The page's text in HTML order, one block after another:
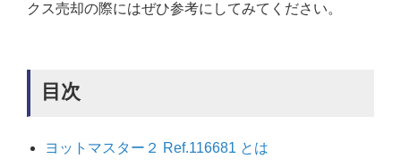
クス売却の際にはぜひ参考にしてみてください。
目次
ヨットマスター２ Ref.116681 とは